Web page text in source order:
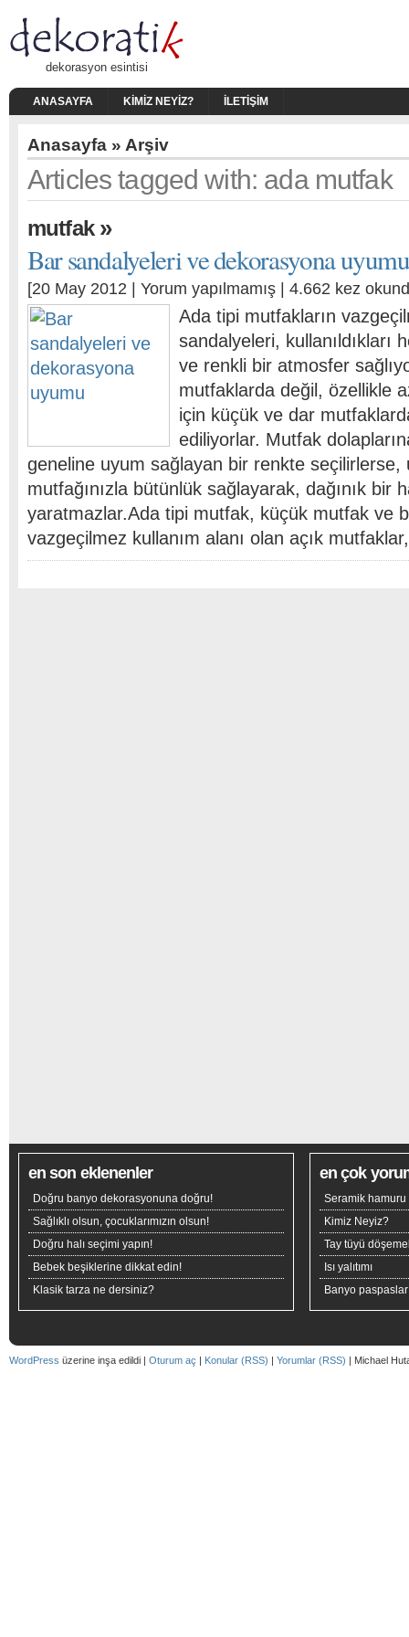
dekorasyon esintisi
ANASAYFA KIMIZ NEYIZ? İLETIŞIM
Anasayfa » Arşiv
Articles tagged with: ada mutfak
mutfak»
Bar sandalyeleri ve dekorasyona uyumu
[20 May 2012 | Yorum yapılmamış | 4.662 kez
Ada tipi mutfakların
sandalyeleri, kullanıldıkları
ve renkli bir atmosfer
mutfaklarda değil, özellikle
için küçük ve dar
ediliyorlar. Mutfak
geneline uyum sağlayan bir renkte seçilirlerse,
mutfağınızla bütünlük sağlayarak, dağınık bir
yaratmazlar.Ada tipi mutfak, küçük mutfak ve
vazgeçilmez kullanım alanı olan açık
en son eklenenler
Doğru banyo dekorasyonuna doğru!
Sağlıklı olsun, çocuklarımızın olsun!
Doğru halı seçimi yapın!
Bebek beşiklerine dikkat edin!
Klasik tarza ne dersiniz?
en çok
Seramik hamuru
Kimiz Neyiz?
Tay tüyü
Isı yalıtımı
Banyo
WordPress üzerine inşa edildi | Oturum aç | Konular (RSS) | Yorumlar (RSS) | Michael